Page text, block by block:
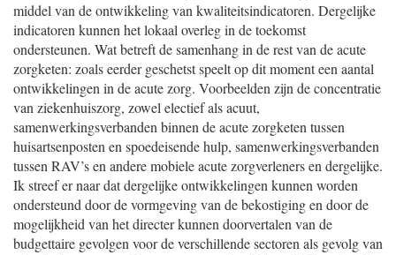
middel van de ontwikkeling van kwaliteitsindicatoren. Dergelijke
indicatoren kunnen het lokaal overleg in de toekomst
ondersteunen. Wat betreft de samenhang in de rest van de acute
zorgketen: zoals eerder geschetst speelt op dit moment een aantal
ontwikkelingen in de acute zorg. Voorbeelden zijn de concentratie
van ziekenhuiszorg, zowel electief als acuut,
samenwerkingsverbanden binnen de acute zorgketen tussen
huisartsenposten en spoedeisende hulp, samenwerkingsverbanden
tussen RAV’s en andere mobiele acute zorgverleners en dergelijke.
Ik streef er naar dat dergelijke ontwikkelingen kunnen worden
ondersteund door de vormgeving van de bekostiging en door de
mogelijkheid van het directer kunnen doorvertalen van de
budgettaire gevolgen voor de verschillende sectoren als gevolg van